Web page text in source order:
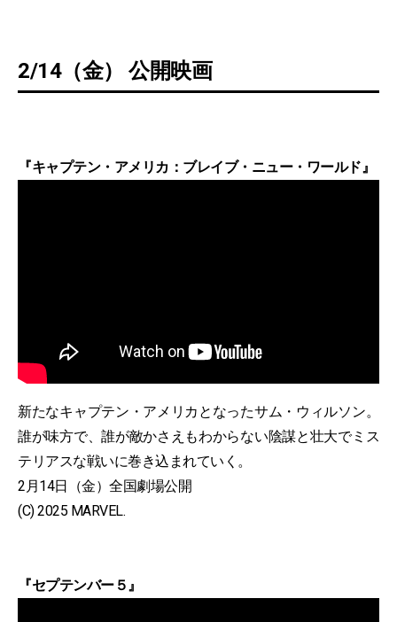
2/14（金） 公開映画
『キャプテン・アメリカ：ブレイブ・ニュー・ワールド』
新たなキャプテン・アメリカとなったサム・ウィルソン。
誰が味方で、誰が敵かさえもわからない陰謀と壮大でミス
テリアスな戦いに巻き込まれていく。
2月14日（金）全国劇場公開
(C) 2025 MARVEL.
『セプテンバー５』